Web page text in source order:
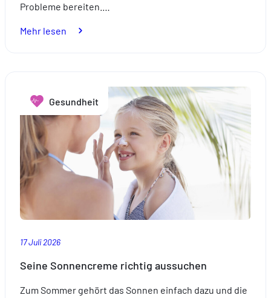
Probleme bereiten.…
Mehr lesen
Schlafstörungen
bekämpfen?
Gesundheit
17 Juli 2026
Seine Sonnencreme richtig aussuchen
Zum Sommer gehört das Sonnen einfach dazu und die